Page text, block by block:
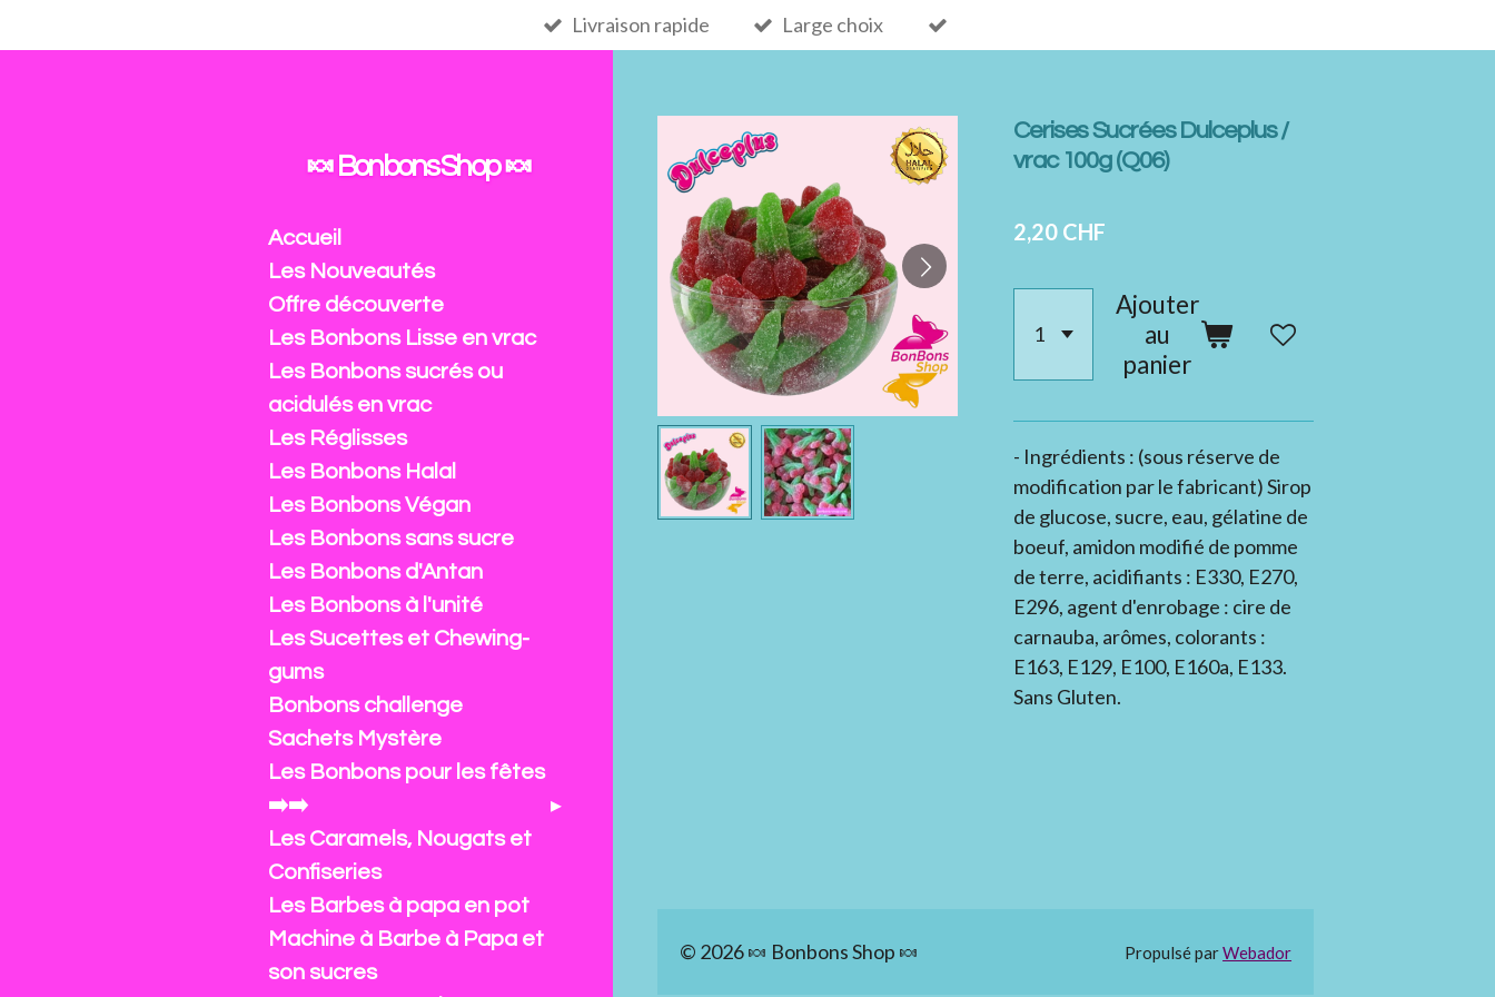
au
Livraison rapide Large choix
Cerises Sucrées Dulceplus /
vrac 100g (Q06)
2,20 CHF
Ajouter
au
panier
- Ingrédients : (sous réserve de
modification par le fabricant) Sirop
de glucose, sucre, eau, gélatine de
boeuf, amidon modifié de pomme
de terre, acidifiants : E330, E270,
E296, agent d'enrobage : cire de
carnauba, arômes, colorants :
E163, E129, E100, E160a, E133.
Sans Gluten.
© 2026 🍬 Bonbons Shop 🍬 Propulsé parWebador
🍬 Bonbons Shop 🍬
Accueil
Les Nouveautés
Offre découverte
Les Bonbons Lisse en vrac
Les Bonbons sucrés ou
acidulés en vrac
Les Réglisses
Les Bonbons Halal
Les Bonbons Végan
Les Bonbons sans sucre
Les Bonbons d'Antan
Les Bonbons à l'unité
Les Sucettes et Chewing-
gums
Bonbons challenge
Sachets Mystère
Les Bonbons pour les fêtes
➡️➡️
Les Caramels, Nougats et
Confiseries
Les Barbes à papa en pot
Machine à Barbe à Papa et
son sucres